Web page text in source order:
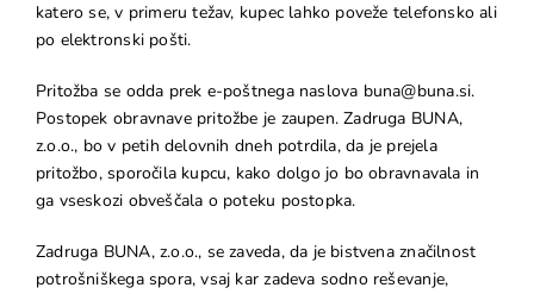
katero se, v primeru težav, kupec lahko poveže telefonsko ali
po elektronski pošti.
Pritožba se odda prek e-poštnega naslova buna@buna.si.
Postopek obravnave pritožbe je zaupen. Zadruga BUNA,
z.o.o., bo v petih delovnih dneh potrdila, da je prejela
pritožbo, sporočila kupcu, kako dolgo jo bo obravnavala in
ga vseskozi obveščala o poteku postopka.
Zadruga BUNA, z.o.o., se zaveda, da je bistvena značilnost
potrošniškega spora, vsaj kar zadeva sodno reševanje,